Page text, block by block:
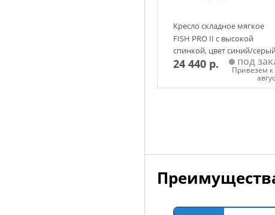
Кресло складное мягкое
FISH PRO II с высокой
спинкой, цвет синий/серый
24 440 р. под
Привезем к